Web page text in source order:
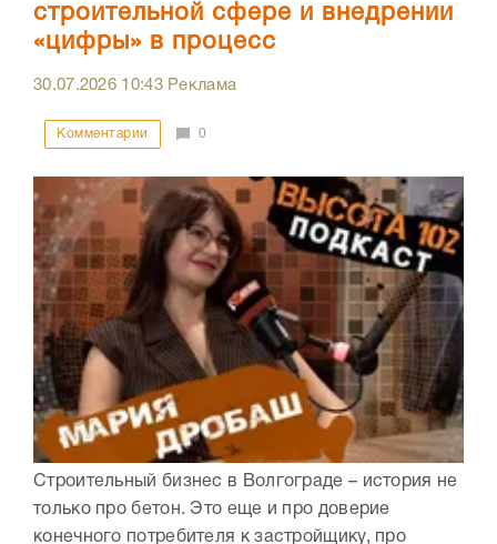
строительной сфере и внедрении
«цифры» в процесс
30.07.2026 10:43Реклама
Комментарии 0
Строительный бизнес в Волгограде – история не
только про бетон. Это еще и про доверие
конечного потребителя к застройщику, про